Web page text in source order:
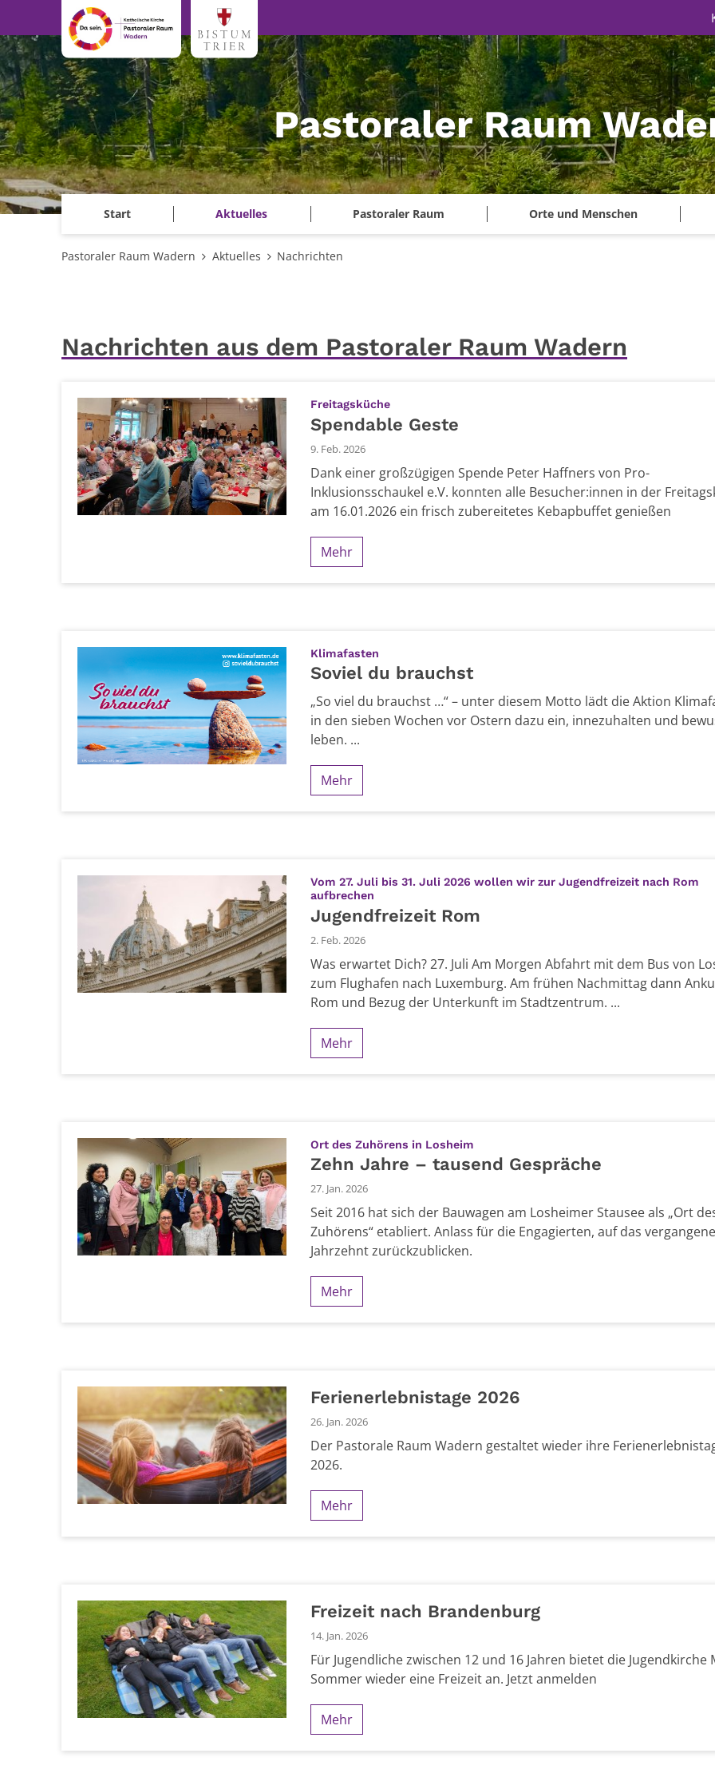
Zum Inhalt springen
Pastoraler Raum
Start Aktuelles Pastoraler Raum Orte und Menschen
Pastoraler Raum Wadern Aktuelles Nachrichten
Nachrichten aus dem Pastoraler Raum Wadern
Freitagsküche:
Spendable Geste
9. Feb. 2026
Dank einer großzügigen Spende Peter Haffners von Pro-
Inklusionsschaukel e.V. konnten alle Besucher:innen in der
am 16.01.2026 ein frisch zubereitetes Kebapbuffet genießen
Mehr
Klimafasten:
Soviel du brauchst
„So viel du brauchst …“ – unter diesem Motto lädt die Aktion
in den sieben Wochen vor Ostern dazu ein, innezuhalten und
leben. ...
Mehr
Vom 27. Juli bis 31. Juli 2026 wollen wir zur Jugendfreizeit nach Rom
aufbrechen:
Jugendfreizeit Rom
2. Feb. 2026
Was erwartet Dich? 27. Juli Am Morgen Abfahrt mit dem Bus von
zum Flughafen nach Luxemburg. Am frühen Nachmittag dann
Rom und Bezug der Unterkunft im Stadtzentrum. ...
Mehr
Ort des Zuhörens in Losheim:
Zehn Jahre – tausend Gespräche
27. Jan. 2026
Seit 2016 hat sich der Bauwagen am Losheimer Stausee als „Ort
Zuhörens“ etabliert. Anlass für die Engagierten, auf das vergangene
Jahrzehnt zurückzublicken.
Mehr
Ferienerlebnistage 2026
26. Jan. 2026
Der Pastorale Raum Wadern gestaltet wieder ihre
2026.
Mehr
Freizeit nach Brandenburg
14. Jan. 2026
Für Jugendliche zwischen 12 und 16 Jahren bietet die Jugendkirche
Sommer wieder eine Freizeit an. Jetzt anmelden
Mehr